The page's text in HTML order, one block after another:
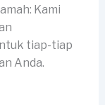
Kami
tiap-tiap
Anda.